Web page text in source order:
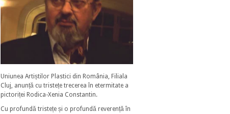
Uniunea Artiștilor Plastici din România, Filiala
Cluj, anunță cu tristețe trecerea în etermitate a
pictoriței Rodica-Xenia Constantin.
Cu profundă tristețe și o profundă reverență în